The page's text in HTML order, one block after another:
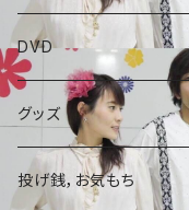
ALBAUM
A for-Real
毒ROCK団
SINGLE
コラボCD
DVD
グッズ
投げ銭，お気もち